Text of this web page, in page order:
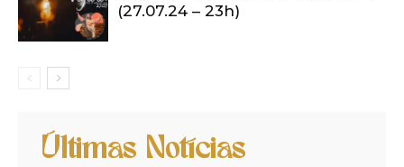
(27.07.24 – 23h)
Últimas Notícias